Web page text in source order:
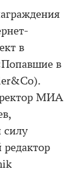
в
в
МИА
силу
редактор